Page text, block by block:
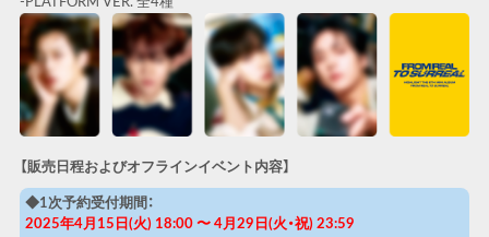
-PLATFORM VER. 全4種
【販売日程およびオフラインイベント内容】
◆1次予約受付期間：
2025年4月15日(火) 18:00 〜 4月29日(火・祝) 23:59